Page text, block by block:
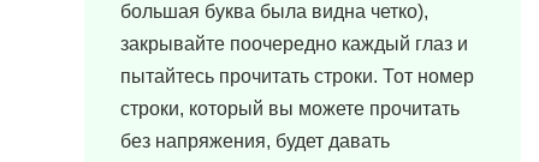
большая буква была видна четко),
закрывайте поочередно каждый глаз и
пытайтесь прочитать строки. Тот номер
строки, который вы можете прочитать
без напряжения, будет давать